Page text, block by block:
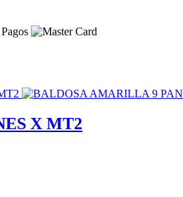
X MT2